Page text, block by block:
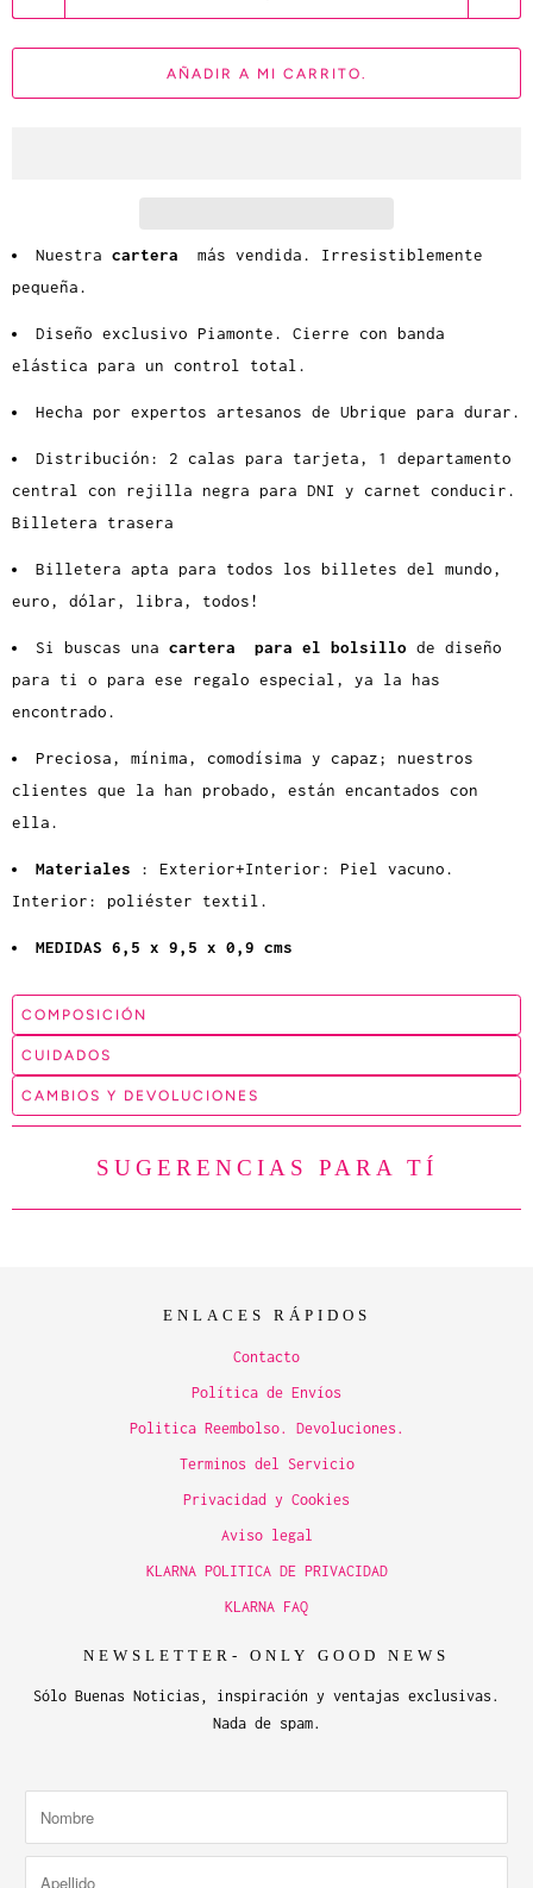
a
n
AÑADIR A MI CARRITO.
Nuestra cartera
más vendida. Irresistiblemente
pequeña.
Diseño exclusivo Piamonte. Cierre con banda
elástica para un control total.
Hecha por expertos artesanos de Ubrique para durar.
Distribución: 2 calas para tarjeta, 1 departamento
central con rejilla negra para DNI y carnet conducir.
Billetera trasera
Billetera apta para todos los billetes del mundo,
euro, dólar, libra, todos!
Si buscas una cartera para el bolsillo de diseño
para ti o para ese regalo especial, ya la has
encontrado.
Preciosa, mínima, comodísima y capaz; nuestros
clientes que la han probado, están encantados con
ella.
Materiales : Exterior+Interior: Piel vacuno.
Interior: poliéster textil.
MEDIDAS 6,5 x 9,5 x 0,9 cms
COMPOSICIÓN
CUIDADOS
CAMBIOS Y DEVOLUCIONES
SUGERENCIAS PARA TÍ
ENLACES RÁPIDOS
Contacto
Política de Envíos
Politica Reembolso. Devoluciones.
Terminos del Servicio
Privacidad y Cookies
Aviso legal
KLARNA POLITICA DE PRIVACIDAD
KLARNA FAQ
NEWSLETTER- ONLY GOOD NEWS
Sólo Buenas Noticias, inspiración y ventajas exclusivas.
Nada de spam.